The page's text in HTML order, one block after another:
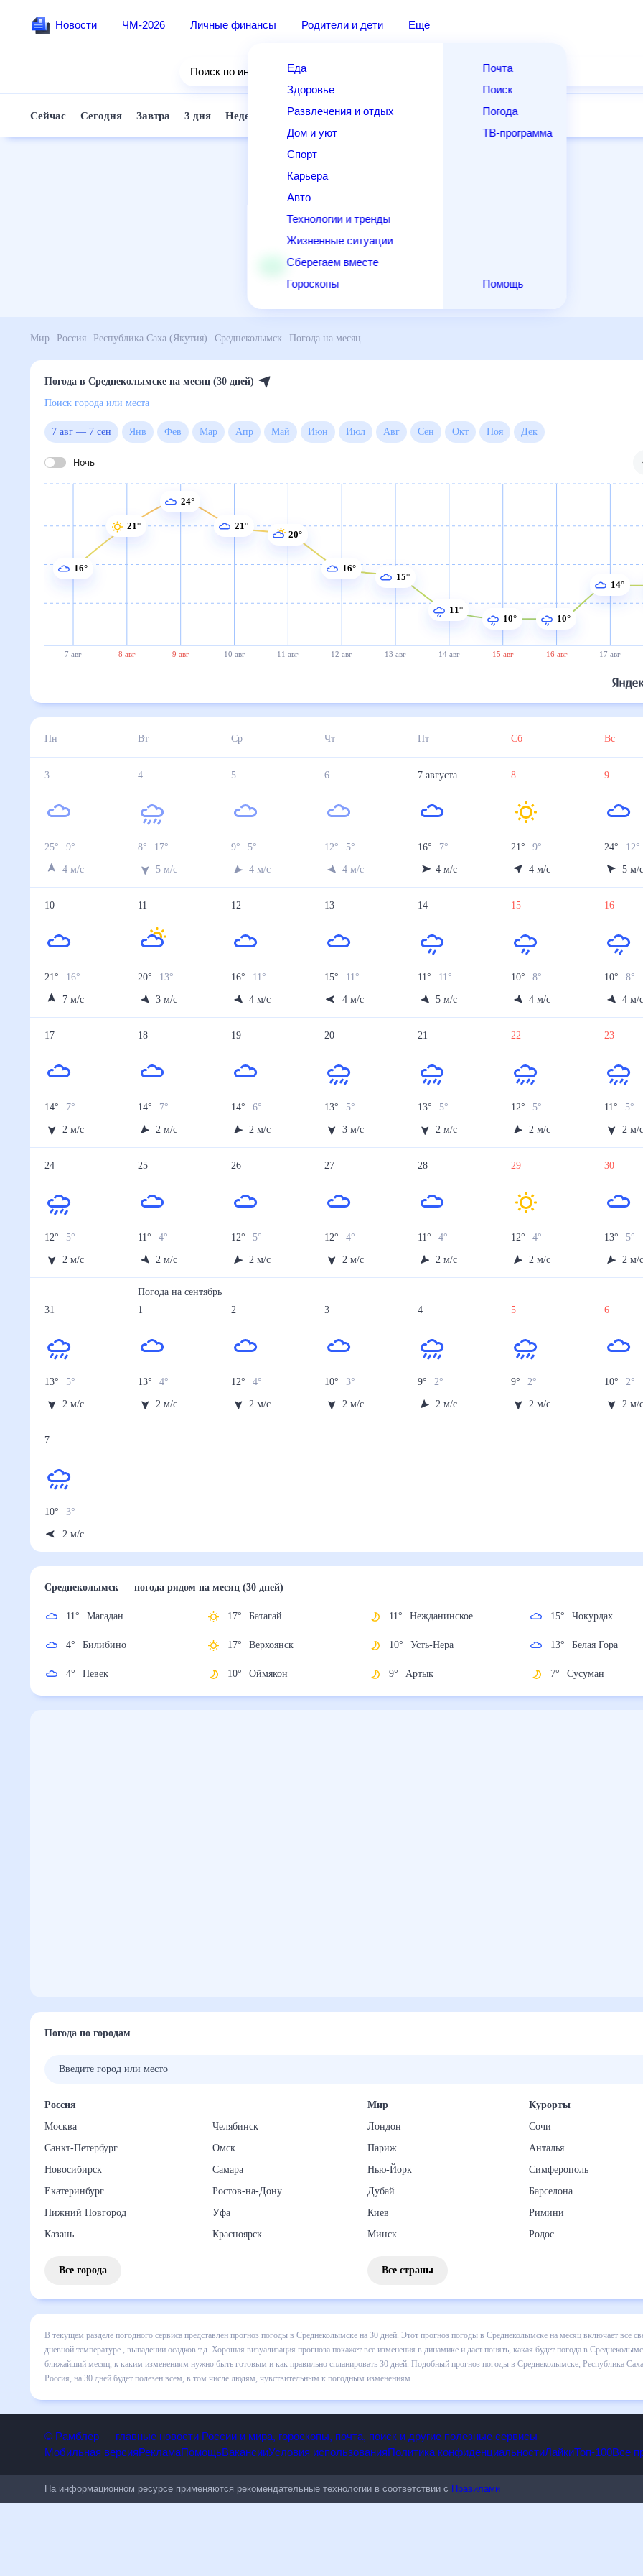
Новости ЧМ-2026 Личные финансы Родители и дети Ещё
Еда
Здоровье
Развлечения и отдых
Дом и уют
Спорт
Карьера
Авто
Технологии и тренды
Жизненные ситуации
Сберегаем вместе
Гороскопы
Почта
Поиск
Погода
ТВ-программа
Помощь
Поиск по интернету
Сейчас Сегодня Завтра 3 дня Неделя 10 дней 14 дней Выходные
Мир Россия Республика Саха (Якутия) Среднеколымск Погода на месяц
Погода в Среднеколымске на месяц (30 дней)
Поиск города или места
7 авг—7 сен Янв Фев Мар Апр Май Июн Июл Авг Сен Окт Ноя
Ночь
7 авг 8 авг 9 авг 10 авг 11 авг 12 авг 13 авг 14 авг 15 авг 16 авг 17 авг
16°
21°
24°
21°
20°
16°
15°
11°
10° 10°
14°
Пн Вт Ср Чт Пт Сб Вс
3
25° 9°
4 м/с
4
8° 17°
5 м/с
5
9° 5°
4 м/с
6
12° 5°
4 м/с
7 августа
16° 7°
4 м/с
8
21° 9°
4 м/с
9
24° 12°
5 м/
10
21° 16°
7 м/с
11
20° 13°
3 м/с
12
16° 11°
4 м/с
13
15° 11°
4 м/с
14
11° 11°
5 м/с
15
10° 8°
4 м/с
16
10° 8°
4 м/
17
14° 7°
2 м/с
18
14° 7°
2 м/с
19
14° 6°
2 м/с
20
13° 5°
3 м/с
21
13° 5°
2 м/с
22
12° 5°
2 м/с
23
11° 5°
2 м/
24
12° 5°
2 м/с
25
11° 4°
2 м/с
26
12° 5°
2 м/с
27
12° 4°
2 м/с
28
11° 4°
2 м/с
29
12° 4°
2 м/с
30
13° 5°
2 м/
31
13° 5°
2 м/с
Погода насентябрь
1
13° 4°
2 м/с
2
12° 4°
2 м/с
3
10° 3°
2 м/с
4
9° 2°
2 м/с
5
9° 2°
2 м/с
6
10° 2°
2 м/
7
10° 3°
2 м/с
Среднеколымск — погода рядомна месяц (30 дней)
11° Магадан
4° Билибино
4° Певек
17° Батагай
17° Верхоянск
10° Оймякон
11° Нежданинское
10° Усть-Нера
9° Артык
15° Чокурдах
13° Белая Гора
7° Сусуман
Погода по городам
Россия
Москва
Санкт-Петербург
Новосибирск
Екатеринбург
Нижний Новгород
Казань
Челябинск
Омск
Самара
Ростов-на-Дону
Уфа
Красноярск
Все города
Мир
Лондон
Париж
Нью-Йорк
Дубай
Киев
Минск
Курорты
Сочи
Анталья
Симферополь
Барселона
Римини
Родос
Все страны
В текущем разделе погодного сервиса представлен прогноз погоды в Среднеколымске на 30 дней. Этот прогноз погоды в
Среднеколымске на месяц включает все сведения по дневной температуре , выпадении осадков т.д. Хорошая визуализация
покажет все изменения в динамике и даст понять, какая будет погода в Среднеколымске в ближайший месяц, к каким
быть готовым и как правильно спланировать 30 дней. Подобный прогноз погоды в Среднеколымске, Республика Саха (Якутия),
© Рамблер — главные новости России и мира, гороскопы, почта, поиск и другие полезные сервисы
На информационном ресурсе применяются рекомендательные технологии в соответствии сПравилами